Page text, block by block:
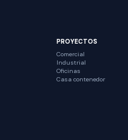
PROYECTOS
Comercial
Industrial
Oficinas
Casa contenedor